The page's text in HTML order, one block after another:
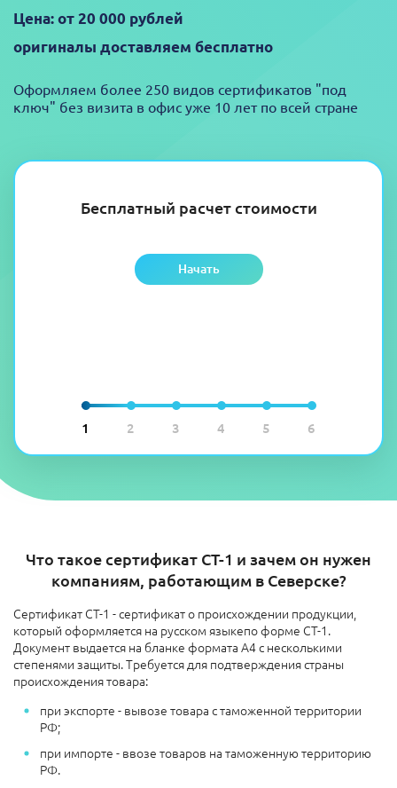
1 2 3 4 5 6
Бесплатный расчет стоимости
Начать
Цена: от 20 000 рублей
оригиналы доставляем бесплатно
Оформляем более 250 видов сертификатов "под
ключ" без визита в офис уже 10 лет по всей стране
Что такое сертификат СТ-1 и зачем он нужен
компаниям, работающим в Северске?
Сертификат СТ-1 - сертификат о происхождении продукции,
который оформляется на русском языкепо форме СТ-1.
Документ выдается на бланке формата А4 с несколькими
степенями защиты. Требуется для подтверждения страны
происхождения товара:
при экспорте - вывозе товара с таможенной территории
РФ;
при импорте - ввозе товаров на таможенную территорию
РФ.